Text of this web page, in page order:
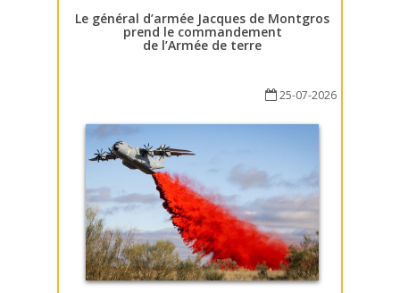
Le général d’armée Jacques de Montgros
prend le commandement
de l’Armée de terre
25-07-2026